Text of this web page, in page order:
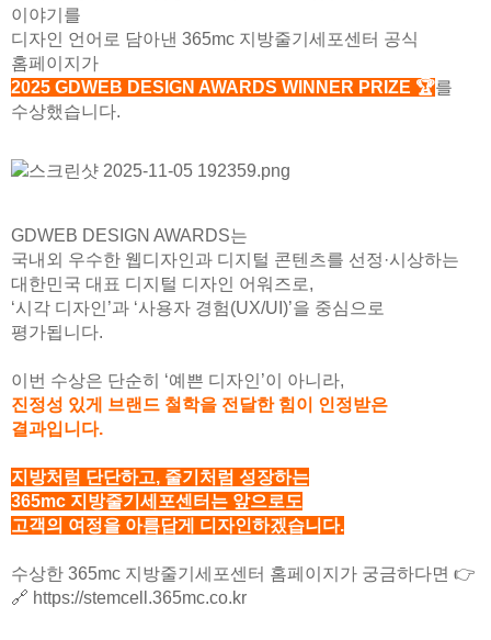
이야기를
디자인 언어로 담아낸 365mc 지방줄기세포센터 공식
홈페이지가
2025 GDWEB DESIGN AWARDS WINNER PRIZE 🏆를
수상했습니다.
GDWEB DESIGN AWARDS는
국내외 우수한 웹디자인과 디지털 콘텐츠를 선정·시상하는
대한민국 대표 디지털 디자인 어워즈로,
‘시각 디자인’과 ‘사용자 경험(UX/UI)’을 중심으로
평가됩니다.
이번 수상은 단순히 ‘예쁜 디자인’이 아니라,
진정성 있게 브랜드 철학을 전달한 힘이 인정받은
결과입니다.
지방처럼 단단하고, 줄기처럼 성장하는
365mc 지방줄기세포센터는 앞으로도
고객의 여정을 아름답게 디자인하겠습니다.
수상한 365mc 지방줄기세포센터 홈페이지가 궁금하다면 👉
🔗 https://stemcell.365mc.co.kr